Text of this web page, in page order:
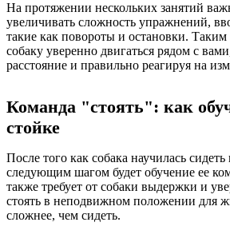
На протяжении нескольких занятий
увеличивать сложность упражнений,
такие как повороты и остановки.
собаку уверенно двигаться рядом с
расстояние и правильно реагируя на
Команда "стоять": как
стойке
После того как собака научилась
следующим шагом будет обучение ее
также требует от собаки выдержки и
стоять в неподвижном положении для
сложнее, чем сидеть.